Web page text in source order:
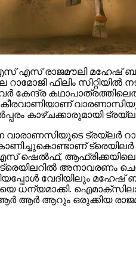
എസ് രാജമൗലി മഹേഷ്
ഫിലിം സിറ്റിയിൽ
കേന്ദ്ര
കാഴ്ചക്കാരുമായി
ട്രയ്ലർ
കാണിച്ചുകൊണ്ടാണ്
ഷെല്‍ഫ്,
ട്രെയിലറില്‍
വേദിയിലും മഹേഷ്
ധന്യമാക്കി.
ആർ ആറും ഒരുക്കിയ